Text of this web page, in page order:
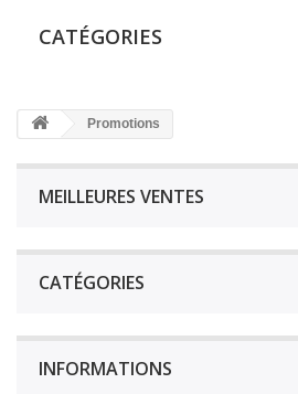
CATÉGORIES
Promotions
MEILLEURES VENTES
CATÉGORIES
INFORMATIONS